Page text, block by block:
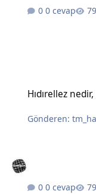
0 cevap
Hıdırellez
Gönderen:
0 cevap